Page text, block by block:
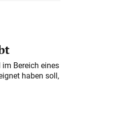
Bereich eines
haben soll,